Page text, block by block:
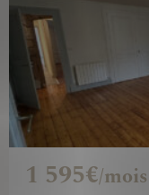
1 595€/